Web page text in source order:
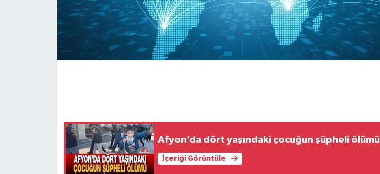
Afyon’da dört yaşındaki çocuğun şüpheli ölümü
İçeriği Görüntüle